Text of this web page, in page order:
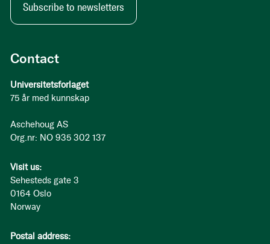
Contact
Universitetsforlaget
75 år med kunnskap
Aschehoug AS
Org.nr: NO 935 302 137
Visit us:
Sehesteds gate 3
0164 Oslo
Norway
Postal address:
Subscribe to newsletters